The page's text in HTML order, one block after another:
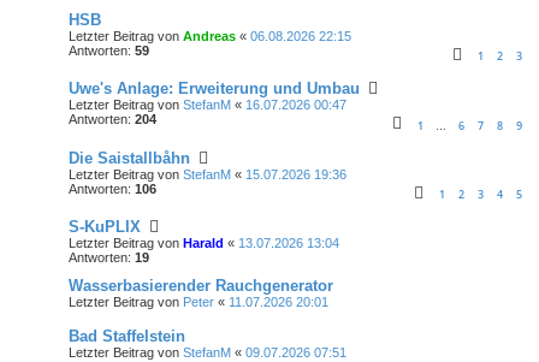
HSB
Letzter Beitrag von Andreas « 06.08.2026 22:15
Antworten: 59 1 2 3
Uwe's Anlage: Erweiterung und Umbau
Letzter Beitrag von StefanM « 16.07.2026 00:47
Antworten: 204 1 … 6 7 8 9
Die Saistallbåhn
Letzter Beitrag von StefanM « 15.07.2026 19:36
Antworten: 106 1 2 3 4 5
S-KuPLIX
Letzter Beitrag von Harald « 13.07.2026 13:04
Antworten: 19
Wasserbasierender Rauchgenerator
Letzter Beitrag von Peter « 11.07.2026 20:01
Bad Staffelstein
Letzter Beitrag von StefanM « 09.07.2026 07:51